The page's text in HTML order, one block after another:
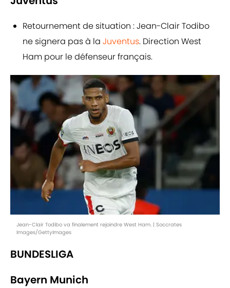
Retournement de situation : Jean-Clair Todibo
ne signera pas à la Juventus. Direction West
Ham pour le défenseur français.
Jean-Clair Todibo va finalement rejoindre West Ham. | Soccrates
Images/GettyImages
BUNDESLIGA
Bayern Munich